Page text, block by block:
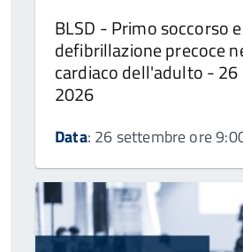
BLSD - Primo soccorso e
defibrillazione precoce
cardiaco dell'adulto -
2026
Data: 26 settembre ore